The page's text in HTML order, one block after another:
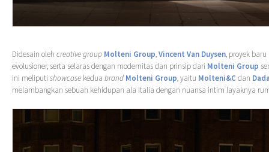
Didesain oleh creative group Molteni Group,Vincent Van Duysen, proyek
evolusioner, serta selaras dengan modernitas dan prinsip dari Molteni Group
ini meliputi showcase kedua brand Molteni Group, yaitu Molteni&Cdan
melambangkan sebuah kehidupan ala Italia dengan nuansa intim layaknya